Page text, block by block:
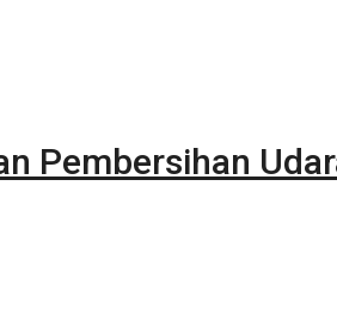
Pembersihan